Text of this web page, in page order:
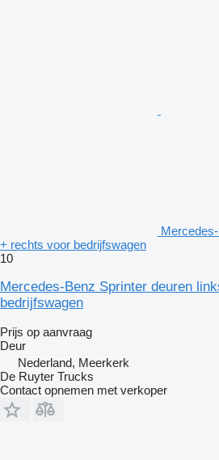
+ rechts voor bedrijfswagen
10
Mercedes-Benz Sprinter deuren
bedrijfswagen
Prijs op aanvraag
Deur
Nederland, Meerkerk
De Ruyter Trucks
Contact opnemen met verkoper